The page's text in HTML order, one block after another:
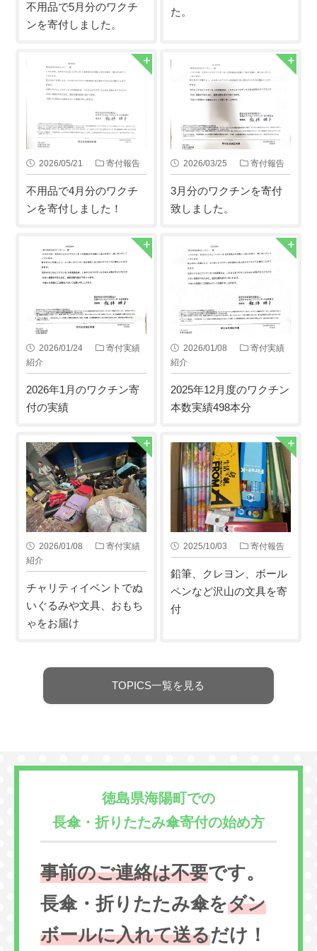
不用品で5月分のワクチ
ンを寄付しました。
た。
2026/05/21 寄付報告
不用品で4月分のワクチ
ンを寄付しました！
2026/03/25 寄付報告
3月分のワクチンを寄付
致しました。
2026/01/24
寄付実績
紹介
2026年1月のワクチン寄
付の実績
2026/01/08
寄付実績
紹介
2025年12月度のワクチン
本数実績498本分
2026/01/08
寄付実績
紹介
チャリティイベントでぬ
いぐるみや文具、おもち
ゃをお届け
2025/10/03 寄付報告
鉛筆、クレヨン、ボール
ペンなど沢山の文具を寄
付
TOPICS一覧を見る
徳島県海陽町での
長傘・折りたたみ傘寄付の始め方
事前のご連絡は不要です。
長傘・折りたたみ傘をダン
ボールに入れて送るだけ！